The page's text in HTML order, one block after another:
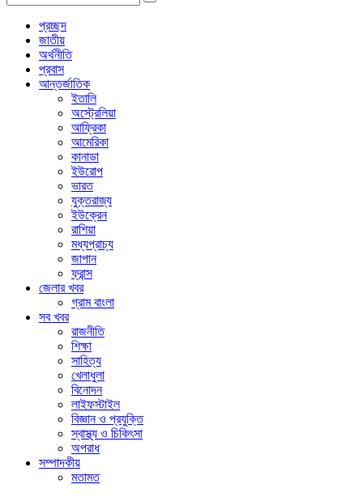
প্রচ্ছদ
জাতীয়
অর্থনীতি
প্রবাস
আন্তর্জাতিক
ইতালি
অস্ট্রেলিয়া
আফ্রিকা
আমেরিকা
কানাডা
ইউরোপ
ভারত
যুক্তরাজ্য
ইউক্রেন
রাশিয়া
মধ্যপ্রাচ্য
জাপান
ফ্রান্স
জেলার খবর
গ্রাম বাংলা
সব খবর
রাজনীতি
শিক্ষা
সাহিত্য
খেলাধুলা
বিনোদন
লাইফস্টাইল
বিজ্ঞান ও প্রযুক্তি
স্বাস্থ্য ও চিকিৎসা
অপরাধ
সম্পাদকীয়
মতামত